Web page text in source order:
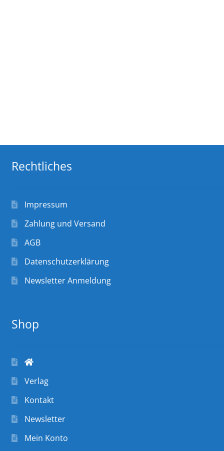
Rechtliches
Impressum
Zahlung und Versand
AGB
Datenschutzerklärung
Newsletter Anmeldung
Shop
Verlag
Kontakt
Newsletter
Mein Konto